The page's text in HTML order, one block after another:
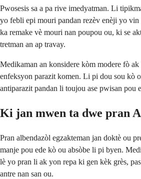
Pwosesis sa a pa rive imedyatman. Li
yo febli epi mouri pandan rezèv enèji yo vin
ka remake vè mouri nan poupou ou, ki se
tretman an ap travay.
Medikaman an konsidere kòm modere fò
enfeksyon parazit komen. Li pi dou sou kò
antiparazit pandan li toujou ase pwisan pou
Ki jan mwen ta dwe pran
Pran albendazòl egzakteman jan doktè ou
manje pou ede kò ou absòbe li pi byen.
lè yo pran li ak yon repa ki gen kèk grès,
antre nan san ou.